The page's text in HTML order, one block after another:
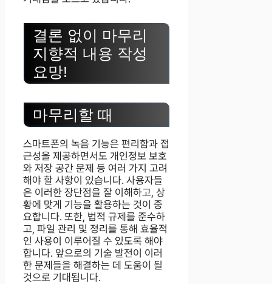
결론 없이 마무리
지향적 내용 작성
요망!
마무리할 때
스마트폰의 녹음 기능은 편리함과 접
근성을 제공하면서도 개인정보 보호
와 저장 공간 문제 등 여러 가지 고려
해야 할 사항이 있습니다. 사용자들
은 이러한 장단점을 잘 이해하고, 상
황에 맞게 기능을 활용하는 것이 중
요합니다. 또한, 법적 규제를 준수하
고, 파일 관리 및 정리를 통해 효율적
인 사용이 이루어질 수 있도록 해야
합니다. 앞으로의 기술 발전이 이러
한 문제들을 해결하는 데 도움이 될
것으로 기대됩니다.